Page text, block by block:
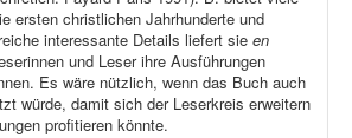
ersten christlichen Jahrhunderte und
interessante Details liefert sie en
und Leser ihre Ausführungen
Es wäre nützlich, wenn das Buch auch
würde, damit sich der Leserkreis erweitern
profitieren könnte.